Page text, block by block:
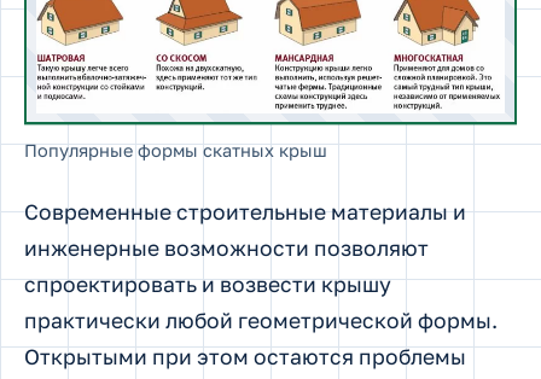
Популярные формы скатных крыш
Современные строительные материалы и
инженерные возможности позволяют
спроектировать и возвести крышу
практически любой геометрической формы.
Открытыми при этом остаются проблемы